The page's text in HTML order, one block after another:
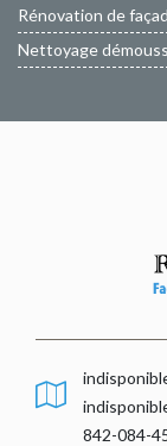
Rénovation de
Nettoyage
842-084-